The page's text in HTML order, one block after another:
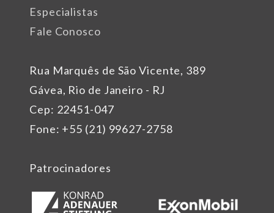
Rua Marquês de São Vicente, 389
Gávea, Rio de Janeiro - RJ
Cep: 22451-047
Fone: +55 (21) 99627-2758
Especialistas
Fale Conosco
Patrocinadores